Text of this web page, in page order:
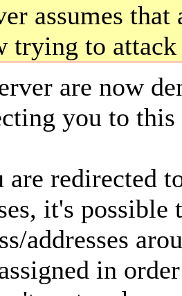
assumes
trying to
are now
you to this
redirected
it's possible
addresses
in